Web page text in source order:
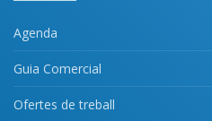
Agenda
Guia Comercial
Ofertes de treball